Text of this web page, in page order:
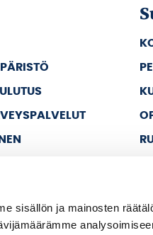
sisällön ja mainosten